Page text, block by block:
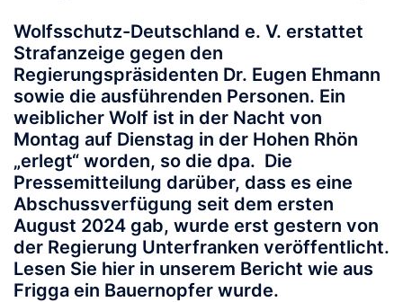
Wolfsschutz-Deutschland e. V. erstattet
Strafanzeige gegen den
Regierungspräsidenten Dr. Eugen Ehmann
sowie die ausführenden Personen. Ein
weiblicher Wolf ist in der Nacht von
Montag auf Dienstag in der Hohen Rhön
„erlegt“ worden, so die dpa. Die
Pressemitteilung darüber, dass es eine
Abschussverfügung seit dem ersten
August 2024 gab, wurde erst gestern von
der Regierung Unterfranken veröffentlicht.
Lesen Sie hier in unserem Bericht wie aus
Frigga ein Bauernopfer wurde.